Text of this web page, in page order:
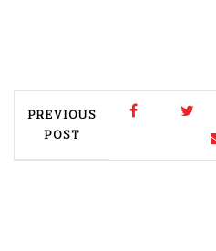
PREVIOUS
POST